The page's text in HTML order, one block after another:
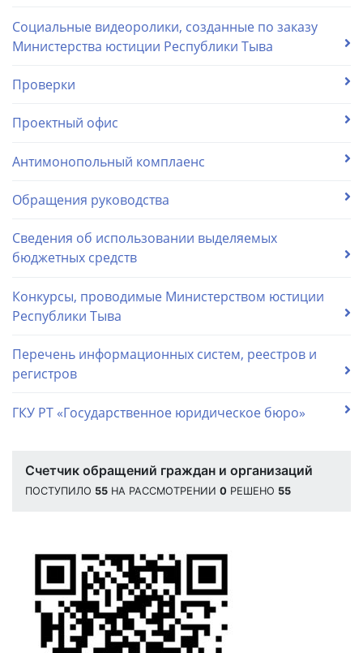
Социальные видеоролики, созданные по заказу
Министерства юстиции Республики Тыва
Проверки
Проектный офис
Антимонопольный комплаенс
Обращения руководства
Сведения об использовании выделяемых
бюджетных средств
Конкурсы, проводимые Министерством юстиции
Республики Тыва
Перечень информационных систем, реестров и
регистров
ГКУ РТ «Государственное юридическое бюро»
Счетчик обращений граждан и организаций
ПОСТУПИЛО 55 НА РАССМОТРЕНИИ 0 РЕШЕНО 55